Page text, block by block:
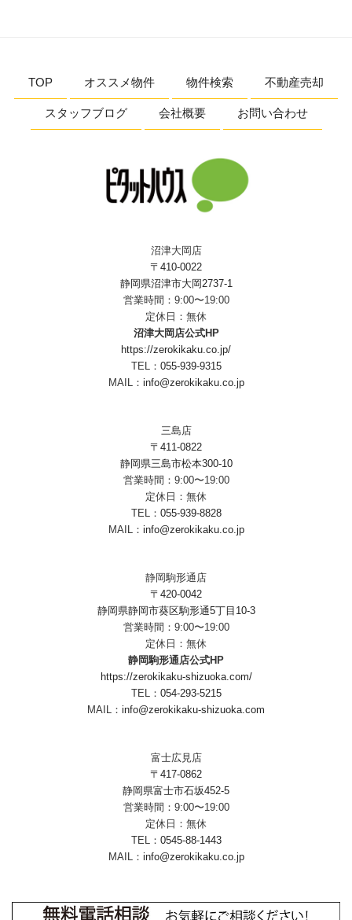
TOP オススメ物件 物件検索 不動産売却
スタッフブログ 会社概要 お問い合わせ
沼津大岡店
〒410-0022
静岡県沼津市大岡2737-1
営業時間：9:00〜19:00
定休日：無休
沼津大岡店公式HP
https://zerokikaku.co.jp/
TEL： 055-939-9315
MAIL： info@zerokikaku.co.jp
三島店
〒411-0822
静岡県三島市松本300-10
営業時間：9:00〜19:00
定休日：無休
TEL： 055-939-8828
MAIL： info@zerokikaku.co.jp
静岡駒形通店
〒420-0042
静岡県静岡市葵区駒形通5丁目10-3
営業時間：9:00〜19:00
定休日：無休
静岡駒形通店公式HP
https://zerokikaku-shizuoka.com/
TEL： 054-293-5215
MAIL： info@zerokikaku-shizuoka.com
富士広見店
〒417-0862
静岡県富士市石坂452-5
営業時間：9:00〜19:00
定休日：無休
TEL： 0545-88-1443
MAIL： info@zerokikaku.co.jp